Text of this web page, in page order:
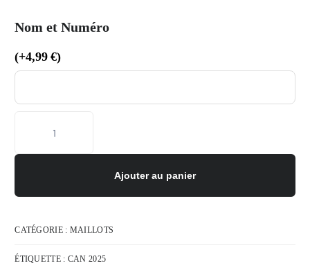
Nom et Numéro
(+4,99€)
Ajouter au panier
CATÉGORIE : MAILLOTS
ÉTIQUETTE : CAN 2025